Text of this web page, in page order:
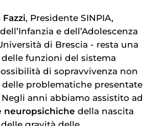
Fazzi, Presidente SINPIA,
e dell’Adolescenza
di Brescia - resta una
funzioni del sistema
di sopravvivenza non
problematiche presentate
anni abbiamo assistito ad
neuropsichiche della nascita